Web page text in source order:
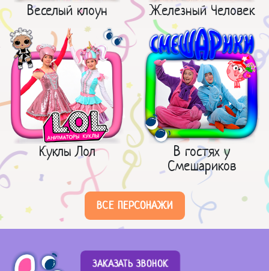
Веселый клоун Железный Человек
Куклы Лол
В гостях у
Смешариков
ВСЕ ПЕРСОНАЖИ
ЗАКАЗАТЬ ЗВОНОК